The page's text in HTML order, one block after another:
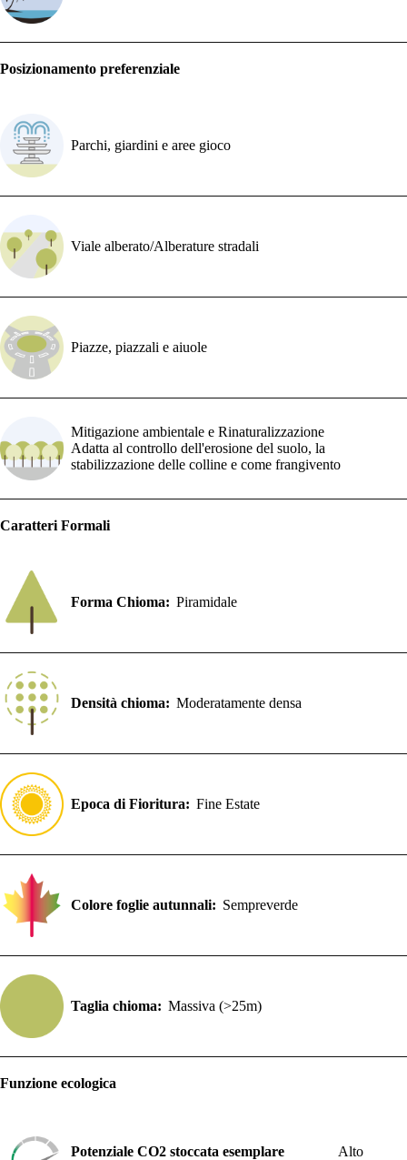
Posizionamento preferenziale
Parchi, giardini e aree gioco
Viale alberato/Alberature stradali
Piazze, piazzali e aiuole
Mitigazione ambientale e Rinaturalizzazione
Adatta al controllo dell'erosione del suolo, la
stabilizzazione delle colline e come frangivento
Caratteri Formali
Forma Chioma: Piramidale
Densità chioma: Moderatamente densa
Epoca di Fioritura: Fine Estate
Colore foglie autunnali: Sempreverde
Taglia chioma: Massiva (>25m)
Funzione ecologica
Potenziale CO2 stoccata esemplare
Alto